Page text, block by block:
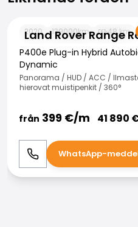
Land Rover Range Rover
2020 139000km 48km
P400e Plug-in Hybrid
Dynamic
Panorama / HUD / ACC /
hierovat muistipenkit / 360°
från 399 €/m 41 890
Ring WhatsApp-